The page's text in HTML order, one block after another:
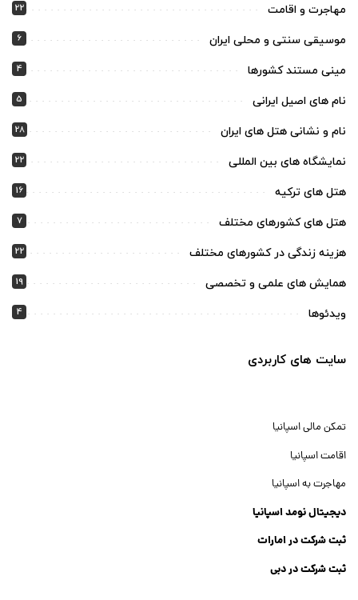
مهاجرت و اقامت 22
موسیقی سنتی و محلی ایران 6
مینی مستند کشورها 4
نام های اصیل ایرانی 5
نام و نشانی هتل های ایران 28
نمایشگاه های بین المللی 22
هتل های ترکیه 16
هتل های کشورهای مختلف 7
هزینه زندگی در کشورهای مختلف 22
همایش های علمی و تخصصی 19
ویدئوها 4
سایت های کاربردی
تمکن مالی اسپانیا
اقامت اسپانیا
مهاجرت به اسپانیا
دیجیتال نومد اسپانیا
ثبت شرکت در امارات
ثبت شرکت در دبی